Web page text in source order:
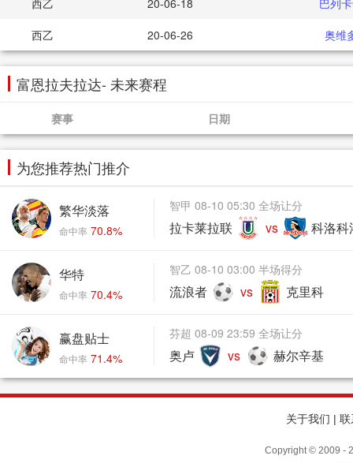
西乙 20-06-18
巴列
西乙
20-06-26 奥维
富恩拉夫拉达- 未来赛程
赛事 日期
为您推荐热门推介
繁华淡落
命中率 70.8%
智甲 08-10 05:30 全场让分
拉卡莱拉联 vs 科洛科
华特
命中率 70.4%
智乙 08-10 03:00 半场得分
流浪者 vs 克里科
赢盘贴士
命中率 71.4%
芬超 08-09 23:59 全场让分
奥卢 vs 赫尔辛基
关于我们 | 联
Copyright © 2009 -